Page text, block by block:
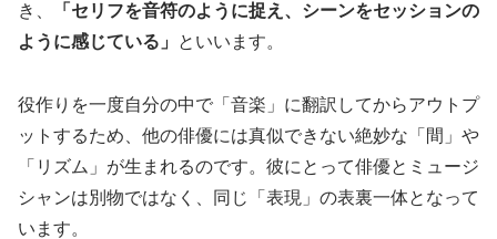
き、
「セリフを音符のように捉え、シーンをセッションの
ように感じている」
といいます。
役作りを一度自分の中で「音楽」に翻訳してからアウトプ
ットするため、他の俳優には真似できない絶妙な「間」や
「リズム」が生まれるのです。彼にとって俳優とミュージ
シャンは別物ではなく、同じ「表現」の表裏一体となって
います。